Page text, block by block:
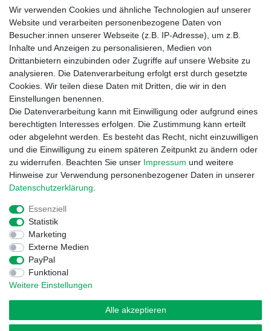
Service Hotline
+49 (0) 52 50 / 99 290 30
Montag - Freitag, 09:00 - 15:30
Informationen
Zahlung und Versand
Garantieerklärung
Info Reklamationen
Batteriegesetz
Vertrag widerrufen
Widerrufs­recht
Wir verwenden Cookies und ähnliche Technologien auf unserer
Website und verarbeiten personenbezogene Daten von
Besucher:innen unserer Webseite (z.B. IP-Adresse), um z.B.
Inhalte und Anzeigen zu personalisieren, Medien von
Drittanbietern einzubinden oder Zugriffe auf unsere Website zu
analysieren. Die Datenverarbeitung erfolgt erst durch gesetzte
Cookies. Wir teilen diese Daten mit Dritten, die wir in den
Einstellungen benennen.
Die Datenverarbeitung kann mit Einwilligung oder aufgrund eines
berechtigten Interesses erfolgen. Die Zustimmung kann erteilt
oder abgelehnt werden. Es besteht das Recht, nicht einzuwilligen
und die Einwilligung zu einem späteren Zeitpunkt zu ändern oder
zu widerrufen. Beachten Sie unser Impressum und weitere
Hinweise zur Verwendung personenbezogener Daten in unserer
Daten­schutz­erklärung
Essenziell
Statistik
Marketing
Externe Medien
PayPal
Funktional
Weitere Einstellungen
Alle akzeptieren